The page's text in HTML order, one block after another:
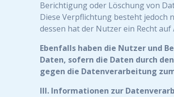
Berichtigung oder Löschung von
Diese Verpflichtung besteht jedoch
dessen hat der Nutzer ein Recht
Ebenfalls haben die Nutzer und
Daten, sofern die Daten durch
gegen die Datenverarbeitung
III. Informationen zur